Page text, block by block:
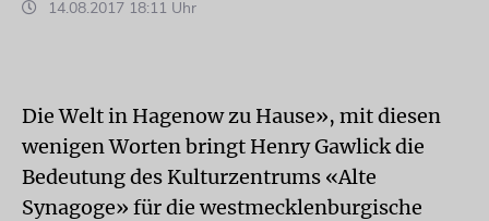
14.08.2017 18:11 Uhr
Die Welt in Hagenow zu Hause», mit diesen
wenigen Worten bringt Henry Gawlick die
Bedeutung des Kulturzentrums «Alte
Synagoge» für die westmecklenburgische